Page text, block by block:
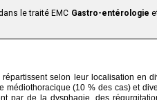
le traité EMC Gastro-entérologie
selon leur localisation en
médiothoracique (10 % des cas) et